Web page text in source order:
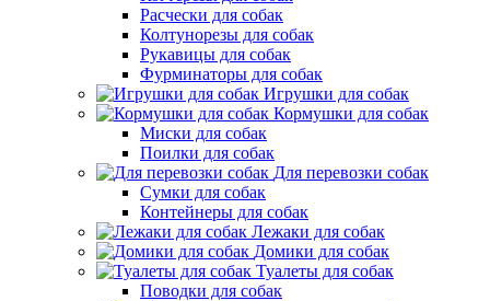
Расчески для собак
Колтунорезы для собак
Рукавицы для собак
Фурминаторы для собак
Игрушки для собак
Кормушки для собак
Миски для собак
Поилки для собак
Для перевозки собак
Сумки для собак
Контейнеры для собак
Лежаки для собак
Домики для собак
Туалеты для собак
Поводки для собак